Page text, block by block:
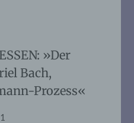
»Der
Bach,
Prozess«